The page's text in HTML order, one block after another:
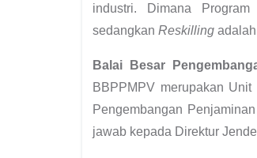
industri. Dimana Program
sedangkan Reskilling
Balai Besar
BBPPMPV merupakan
Pengembangan
jawab kepada Direktur